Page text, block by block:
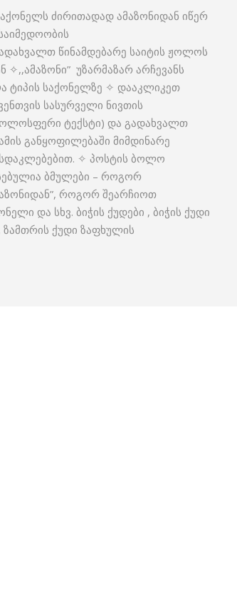
ძირითადად ამაზონიდან იწერ
წინამდებარე საიტის ჟოლოს
✧,,ამაზონი” უზარმაზარ არჩევანს
ტიპის საქონელზე ✧ დააკლიკეთ
სასურველი ნივთის
ტექსტი) და გადახვალთ
განყოფილებაში მიმდინარე
✧ პოსტის ბოლო
ბმულები – როგორ
როგორ შეარჩიოთ
და სხვ. ბიჭის ქუდები , ბიჭის ქუდი
ზამთრის ქუდი ზაფხულის